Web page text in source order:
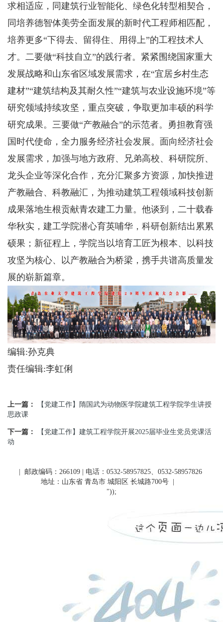
求相适应，同建筑行业智能化、绿色化转型相契合，
同培养德智体美劳全面发展的新时代工程师相匹配，
培养更多“下得去、留得住、用得上”的工程技术人
才。二要做“科技自立”的践行者。紧紧围绕国家重大
发展战略和山东省区域发展需求，在“宜居乡村生态
建材”“建筑结构及其耐久性”“建筑与农业设施环境”等
研究领域持续攻坚，重点突破，争取更加丰硕的科学
研究成果。三要做“产教融合”的示范者。勇担教育强
国时代使命，全力服务经济社会发展。面向经济社会
发展需求，加强与地方政府、兄弟高校、科研院所、
龙头企业等深化合作，充分汇聚多方资源，加快推进
产教融合、科教融汇，为推动建筑工程领域科技创新
成果落地生根贡献青农建工力量。他谈到，二十载春
华秋实，建工学院潜心育英哺华，科研创新结出累累
硕果；新征程上，学院当以培育工匠为根本、以科技
攻坚为核心、以产教融合为桥梁，携手共谱高质量发
展的崭新篇章。
编辑:孙克典
责任编辑:李虹俐
上一篇：
【党建工作】隋国武为动物医学院建筑工程学院学生讲授
思政课
下一篇：
【党建工作】建筑工程学院开展2025届毕业生党员党课活
动
| 邮政编码：266109 | 电话：0532-58957825、0532-58957826
地址：山东省 青岛市 城阳区 长城路700号 |
"));